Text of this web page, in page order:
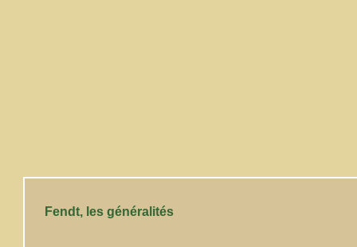
Fendt, les généralités